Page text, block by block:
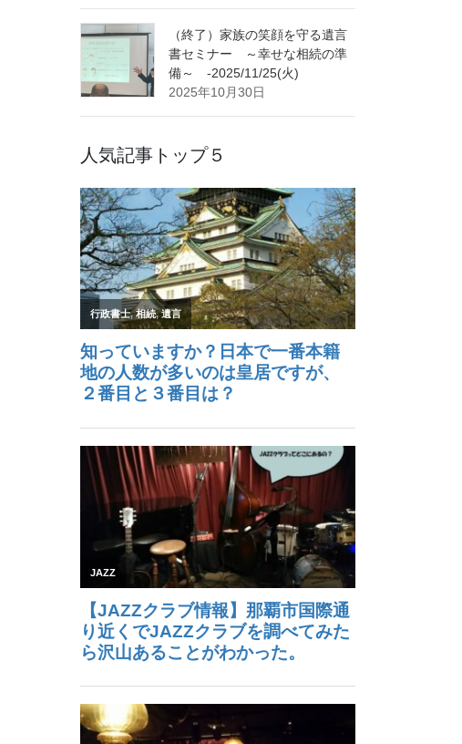
（終了）家族の笑顔を守る遺言
書セミナー ～幸せな相続の準
備～ -2025/11/25(火)
2025年10月30日
人気記事トップ５